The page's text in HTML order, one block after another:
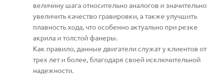
величину шага относительно аналогов и значительно
увеличить качество гравировки, а также улучшить
плавность хода, что особенно актуально при резке
акрила и толстой фанеры.
Как правило, данные двигатели служат у клиентов от
трех лет и более, благодаря своей исключительной
надежности.